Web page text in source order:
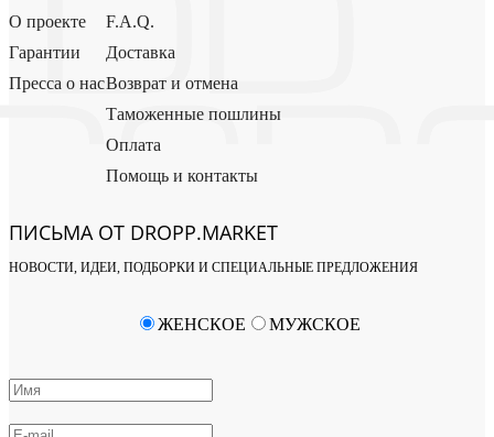
О проекте
Гарантии
Пресса о нас
F.A.Q.
Доставка
Возврат и отмена
Таможенные пошлины
Оплата
Помощь и контакты
ПИСЬМА ОТ DROPP.MARKET
НОВОСТИ, ИДЕИ, ПОДБОРКИ И СПЕЦИАЛЬНЫЕ ПРЕДЛОЖЕНИЯ
ЖЕНСКОЕ МУЖСКОЕ